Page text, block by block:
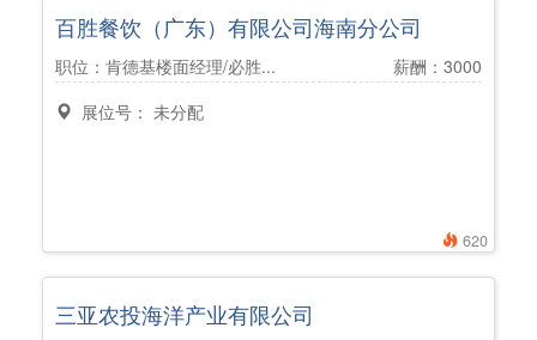
620
百胜餐饮（广东）有限公司海南分公司
职位：肯德基楼面经理/必胜...
薪酬：3000
展位号： 未分配
三亚农投海洋产业有限公司